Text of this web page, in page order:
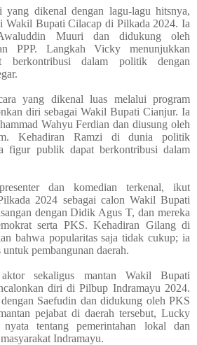
dikenal dengan lagu-lagu hitsnya,
Wakil Bupati Cilacap di Pilkada 2024. Ia
Muuri dan didukung oleh
PPP. Langkah Vicky menunjukkan
berkontribusi dalam politik dengan
yang dikenal luas melalui program
diri sebagai Wakil Bupati Cianjur. Ia
Wahyu Ferdian dan diusung oleh
Kehadiran Ramzi di dunia politik
figur publik dapat berkontribusi dalam
dan komedian terkenal, ikut
2024 sebagai calon Wakil Bupati
dengan Didik Agus T, dan mereka
serta PKS. Kehadiran Gilang di
bahwa popularitas saja tidak cukup; ia
pembangunan daerah.
sekaligus mantan Wakil Bupati
diri di Pilbup Indramayu 2024.
Saefudin dan didukung oleh PKS
pejabat di daerah tersebut, Lucky
nyata tentang pemerintahan lokal dan
Indramayu.